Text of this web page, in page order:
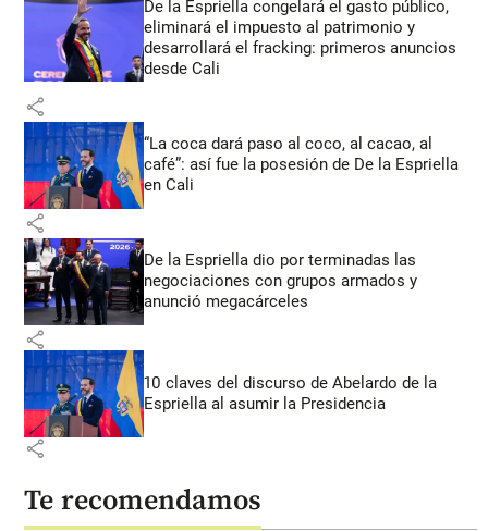
De la Espriella congelará el gasto público,
eliminará el impuesto al patrimonio y
desarrollará el fracking: primeros anuncios
desde Cali
share
“La coca dará paso al coco, al cacao, al
café”: así fue la posesión de De la Espriella
en Cali
share
De la Espriella dio por terminadas las
negociaciones con grupos armados y
anunció megacárceles
share
10 claves del discurso de Abelardo de la
Espriella al asumir la Presidencia
share
Te recomendamos